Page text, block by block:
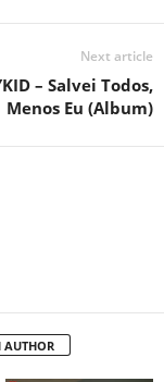
Next article
– Salvei Todos,
Menos Eu (Album)
AUTHOR